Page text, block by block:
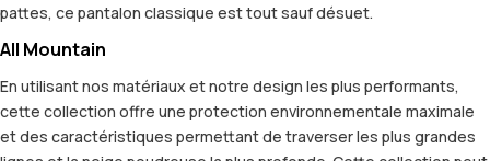
pattes, ce pantalon classique est tout sauf désuet.
All Mountain
En utilisant nos matériaux et notre design les plus performants,
cette collection offre une protection environnementale maximale
et des caractéristiques permettant de traverser les plus grandes